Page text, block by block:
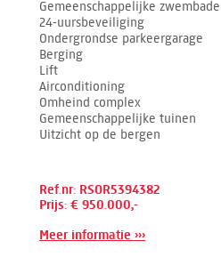
Gemeenschappelijke
24-uursbeveiliging
Ondergrondse parkeergarage
Berging
Lift
Airconditioning
Omheind complex
Gemeenschappelijke tuinen
Uitzicht op de bergen
Ref.nr: RSOR5394382
Prijs: € 950.000,-
Meer informatie ›››